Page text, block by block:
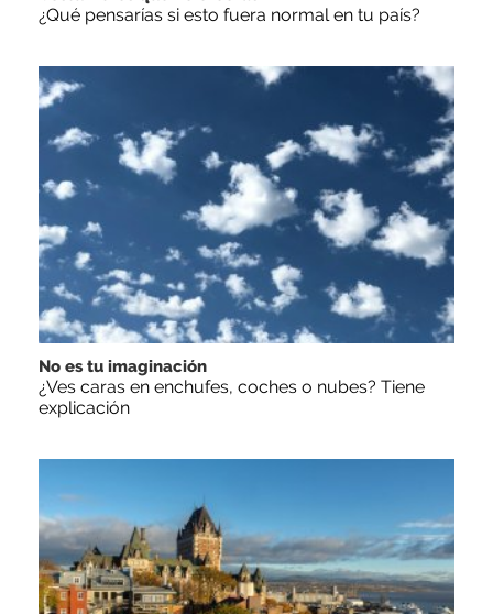
¿Qué pensarías si esto fuera normal en tu país?
No es tu imaginación
¿Ves caras en enchufes, coches o nubes? Tiene
explicación